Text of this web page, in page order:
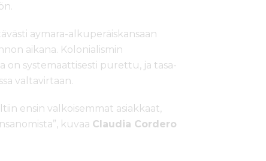
aymara-alkuperäiskansaan
aikana. Kolonialismin
on systemaattisesti purettu, ja tasa-
valtavirtaan.
ensin valkoisemmat asiakkaat,
kuvaa Claudia Cordero